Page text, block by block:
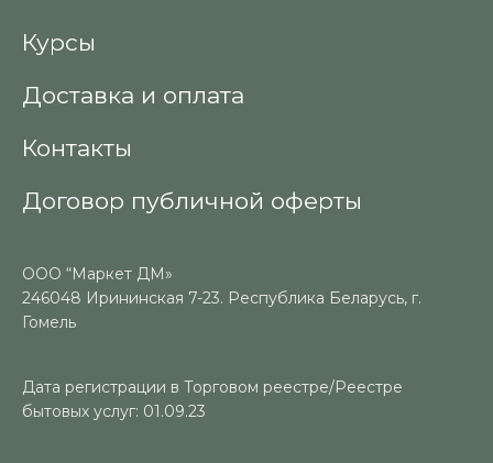
Курсы
Доставка и оплата
Контакты
Договор публичной оферты
ООО “Маркет ДМ»
246048 Ирининская 7-23. Республика Беларусь, г.
Гомель
Дата регистрации в Торговом реестре/Реестре
бытовых услуг: 01.09.23